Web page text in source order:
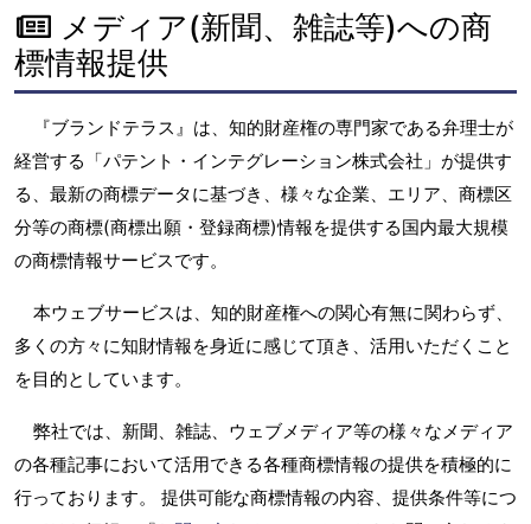
メディア(新聞、雑誌等)への商
標情報提供
『ブランドテラス』は、知的財産権の専門家である弁理士が
経営する「パテント・インテグレーション株式会社」が提供す
る、最新の商標データに基づき、様々な企業、エリア、商標区
分等の商標(商標出願・登録商標)情報を提供する国内最大規模
の商標情報サービスです。
本ウェブサービスは、知的財産権への関心有無に関わらず、
多くの方々に知財情報を身近に感じて頂き、活用いただくこと
を目的としています。
弊社では、新聞、雑誌、ウェブメディア等の様々なメディア
の各種記事において活用できる各種商標情報の提供を積極的に
行っております。 提供可能な商標情報の内容、提供条件等につ